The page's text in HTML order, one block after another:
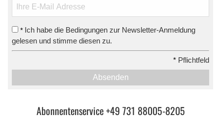
* Ich habe die Bedingungen zur Newsletter-Anmeldung
gelesen und stimme diesen zu.
* Pflichtfeld
Absenden
Abonnentenservice +49 731 88005-8205